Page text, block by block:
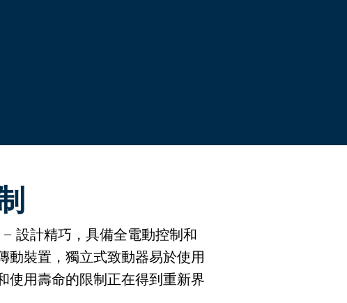
設計精巧，具備全電動控制和
動裝置，獨立式致動器易於使用
使用壽命的限制正在得到重新界